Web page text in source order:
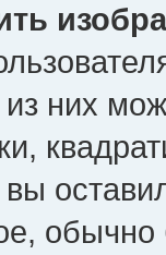
них